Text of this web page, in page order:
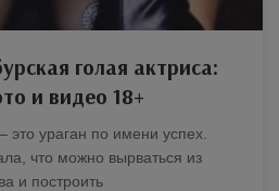
голая актриса:
и видео 18+
ураган по имени успех.
что можно вырваться из
и построить